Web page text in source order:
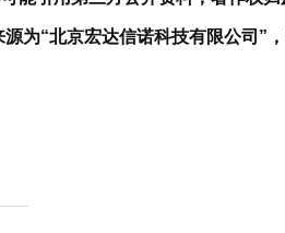
为“北京宏达信诺科技有限公司”